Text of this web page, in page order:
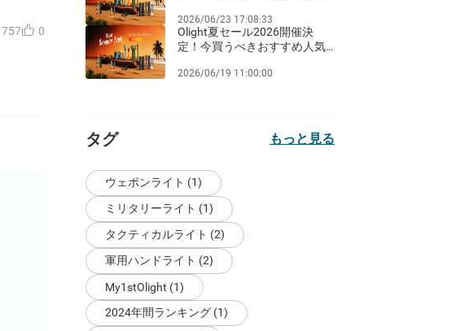
757 0
2026/06/23 17:08:33
Olight夏セール2026開催決
定！今買うべきおすすめ人気
2026/06/19 11:00:00
タグ もっと見る
ウェポンライト (1)
ミリタリーライト (1)
タクティカルライト (2)
軍用ハンドライト (2)
My1stOlight (1)
2024年間ランキング (1)